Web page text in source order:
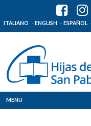
ITALIANO ENGLISH ESPAÑOL
MENU